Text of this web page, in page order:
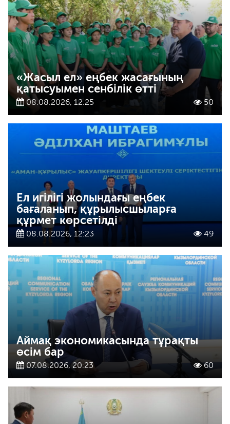
«Жасыл ел» еңбек жасағының
қатысуымен сенбілік өтті
08.08.2026, 12:25 50
Ел игілігі жолындағы еңбек
бағаланып, құрылысшыларға
құрмет көрсетілді
08.08.2026, 12:23 49
Аймақ экономикасында тұрақты
өсім бар
07.08.2026, 20:23 60